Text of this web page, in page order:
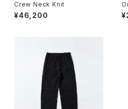
Crew Neck Knit
¥46,200